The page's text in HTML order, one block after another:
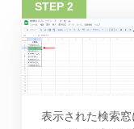
表示された検索窓